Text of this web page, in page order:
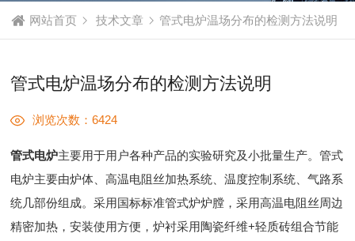
网站首页 技术文章 管式电炉温场分布的检测方法说明
管式电炉温场分布的检测方法说明
浏览次数：6424
管式电炉主要用于用户各种产品的实验研究及小批量生产。管式
电炉主要由炉体、高温电阻丝加热系统、温度控制系统、气路系
统几部份组成。采用国标标准管式炉炉膛，采用高温电阻丝周边
精密加热，安装使用方便，炉衬采用陶瓷纤维+轻质砖组合节能